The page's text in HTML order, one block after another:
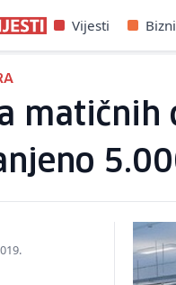
Vijesti
matičnih